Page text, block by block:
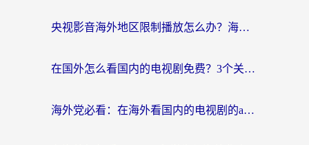
央视影音海外地区限制播放怎么办？海外华人必看的追剧自由指南
在国外怎么看国内的电视剧免费？3个关键步骤+1款靠谱加速器帮你搞定
海外党必看：在海外看国内的电视剧的app选对了吗？3步解决地域限制烦恼